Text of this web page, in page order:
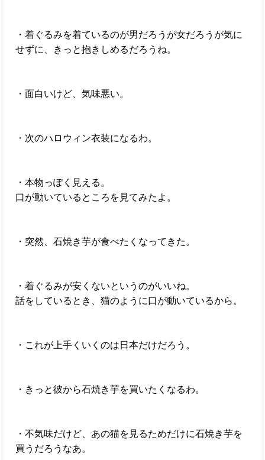
・着ぐるみを着ているのが男だろうが女だろうが気に
せずに、きっと抱きしめるだろうね。
・面白いけど、気味悪い。
・次のハロウィン衣装になるわ。
・本物っぽく見える。
口が動いているところを見てみたよ。
・突然、石焼き芋が食べたくなってきた。
・着ぐるみが安くないというのがいいね。
話をしているとき、猫のように口が動いているから。
・これが上手くいくのは日本だけだろう。
・きっと彼から石焼き芋を買いたくなるわ。
・不気味だけど、あの猫を見るためだけに石焼き芋を
買うだろうなあ。